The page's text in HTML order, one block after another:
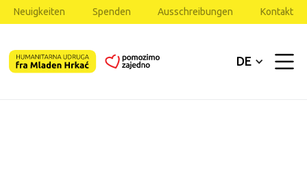
Neuigkeiten Spenden Ausschreibungen Kontakt
DE